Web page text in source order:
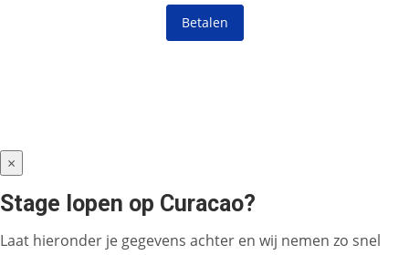
Betalen
×
Stage lopen op Curacao?
Laat hieronder je gegevens achter en wij nemen zo snel